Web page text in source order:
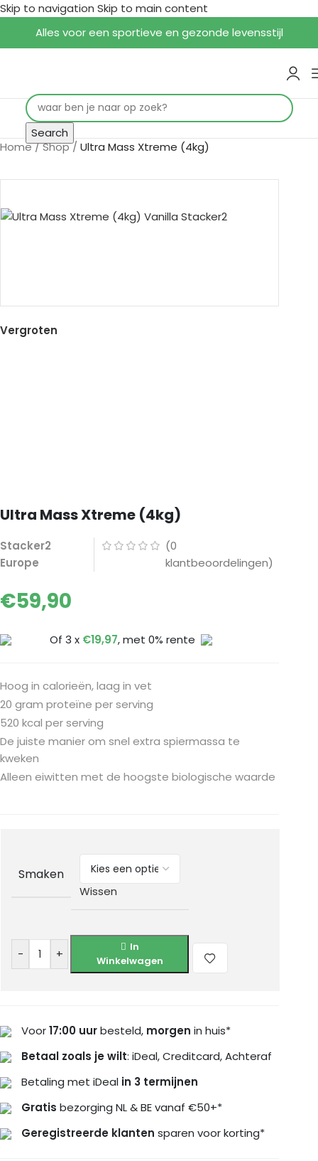
Skip to navigation Skip to main content
Alles voor een sportieve en gezonde levensstijl
Search
Home/Shop/ Ultra Mass Xtreme (4kg)
Vergroten
Ultra Mass Xtreme (4kg)
Stacker2
Europe
(0
klantbeoordelingen)
€59,90
Of 3 x €19,97, met 0% rente
Hoog in calorieën, laag in vet
20 gram proteïne per serving
520 kcal per serving
De juiste manier om snel extra spiermassa te
kweken
Alleen eiwitten met de hoogste biologische waarde
Smaken
Wissen
- +
In
Winkelwagen
Voor17:00 uurbesteld, morgen in huis*
Betaal zoals je wilt: iDeal, Creditcard, Achteraf
Betaling met iDeal in 3 termijnen
Gratis bezorging NL & BE vanaf €50+*
Geregistreerde klanten sparen voor korting*